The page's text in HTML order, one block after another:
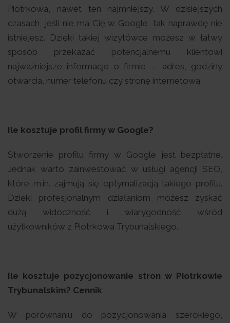
Piotrkowa, nawet ten najmniejszy. W dzisiejszych
czasach, jeśli nie ma Cię w Google, tak naprawdę nie
istniejesz. Dzięki takiej wizytówce możesz w łatwy
sposób przekazać potencjalnemu klientowi
najważniejsze informacje o firmie — adres, godziny
otwarcia, numer telefonu czy stronę internetową.
Ile kosztuje profil firmy w Google?
Stworzenie profilu firmy w Google jest bezpłatne.
Jednak warto zainwestować w usługi agencji SEO,
które m.in. zajmują się optymalizacją takiego profilu.
Dzięki profesjonalnym działaniom możesz zyskać
dużą widoczność i wiarygodność wśród
użytkowników z Piotrkowa Trybunalskiego.
Ile kosztuje pozycjonowanie stron w Piotrkowie
Trybunalskim? Cennik
W porównaniu do pozycjonowania szerokiego,